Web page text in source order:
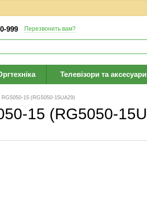
999 Перезвонить вам?
Телевізори та аксесуари
15 (RG5050-15UA29)
15 (RG5050-